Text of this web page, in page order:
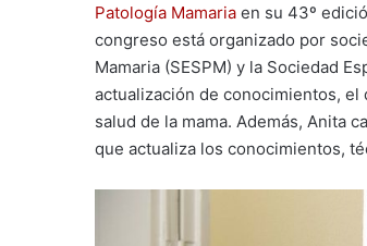
Patología Mamaria en su 43º
congreso está organizado por
Mamaria (SESPM) y la Sociedad
actualización de conocimientos, el
salud de la mama. Además, Anita
que actualiza los conocimientos,